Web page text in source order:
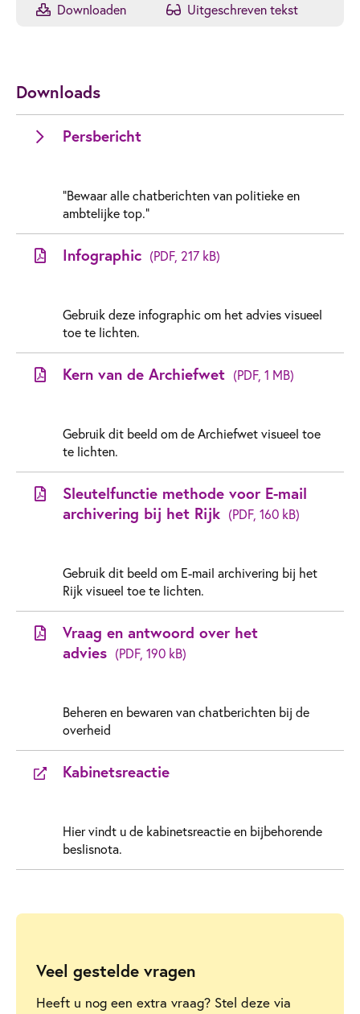
Downloaden Uitgeschreven tekst
Downloads
Persbericht
"Bewaar alle chatberichten van politieke en
ambtelijke top."
Infographic (PDF, 217 kB)
Gebruik deze infographic om het advies visueel
toe te lichten.
Kern van de Archiefwet (PDF, 1 MB)
Gebruik dit beeld om de Archiefwet visueel toe
te lichten.
Sleutelfunctie methode voor E-mail
archivering bij het Rijk (PDF, 160 kB)
Gebruik dit beeld om E-mail archivering bij het
Rijk visueel toe te lichten.
Vraag en antwoord over het
advies (PDF, 190 kB)
Beheren en bewaren van chatberichten bij de
overheid
Kabinetsreactie
Hier vindt u de kabinetsreactie en bijbehorende
beslisnota.
Veel gestelde vragen
Heeft u nog een extra vraag? Stel deze via